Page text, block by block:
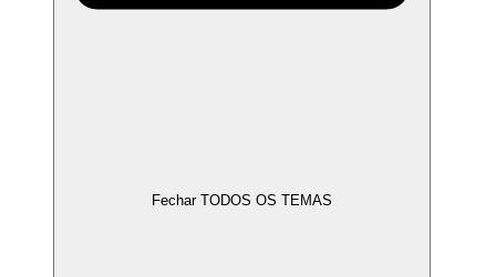
Fechar TODOS OS TEMAS